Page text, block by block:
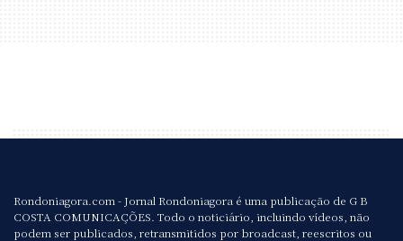
Rondoniagora.com - Jornal Rondoniagora é uma publicação de G B
COSTA COMUNICAÇÕES. Todo o noticiário, incluindo vídeos, não
podem ser publicados, retransmitidos por broadcast, reescritos ou